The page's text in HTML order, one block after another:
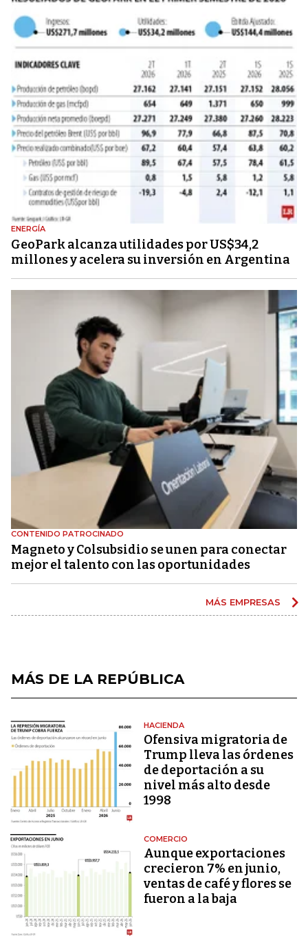
ENERGÍA
GeoPark alcanza utilidades por US$34,2
millones y acelera su inversión en Argentina
CONTENIDO PATROCINADO
Magneto y Colsubsidio se unen para conectar
mejor el talento con las oportunidades
MÁS EMPRESAS
MÁS DE LA REPÚBLICA
HACIENDA
Ofensiva migratoria de
Trump lleva las órdenes
de deportación a su
nivel más alto desde
1998
COMERCIO
Aunque exportaciones
crecieron 7% en junio,
ventas de café y flores se
fueron a la baja